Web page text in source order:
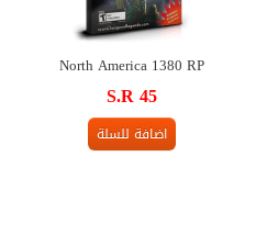
North America 1380 RP
S.R 45
اضافة للسلة